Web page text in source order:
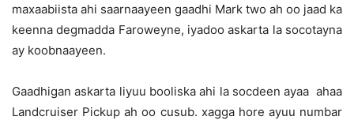
maxaabiista ahi saarnaayeen gaadhi Mark two ah oo jaad ka
keenna degmadda Faroweyne, iyadoo askarta la socotayna
ay koobnaayeen.
Gaadhigan askarta liyuu booliska ahi la socdeen ayaa ahaa
Landcruiser Pickup ah oo cusub. xagga hore ayuu numbar